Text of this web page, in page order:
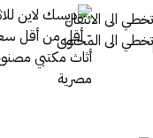
تخطي الى الانتقال
تخطي الى المحتوى